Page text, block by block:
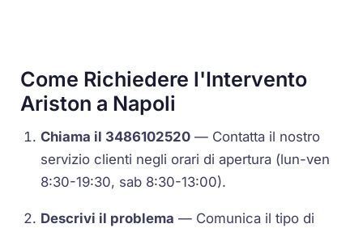
Come Richiedere l'Intervento
Ariston a Napoli
Chiama il 3486102520 — Contatta il nostro
servizio clienti negli orari di apertura (lun-ven
8:30-19:30, sab 8:30-13:00).
Descrivi il problema — Comunica il tipo di